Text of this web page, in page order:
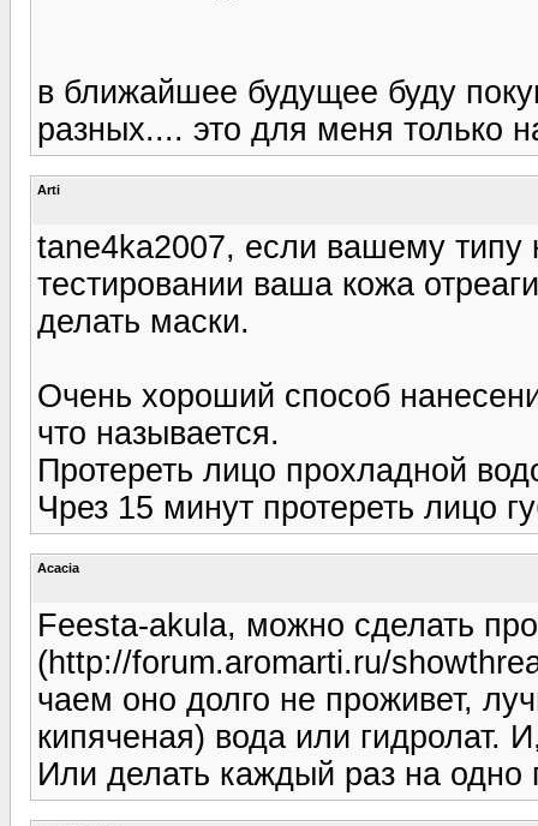
в ближайшее будущее буду
разных.... это для меня только
Arti
tane4ka2007, если вашему типу
тестировании ваша кожа
делать маски.
Очень хороший способ
что называется.
Протереть лицо прохладной
Чрез 15 минут протереть лицо
Acacia
Feesta-akula, можно сделать
(http://forum.aromarti.ru/
чаем оно долго не проживет,
кипяченая) вода или гидролат.
Или делать каждый раз на одно